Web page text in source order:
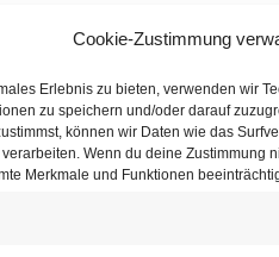
Cookie-Zustimmung
Erlebnis zu bieten, verwenden wir
zu speichern und/oder darauf
können wir Daten wie das
Wenn du deine Zustimmung
Merkmale und Funktionen
Run